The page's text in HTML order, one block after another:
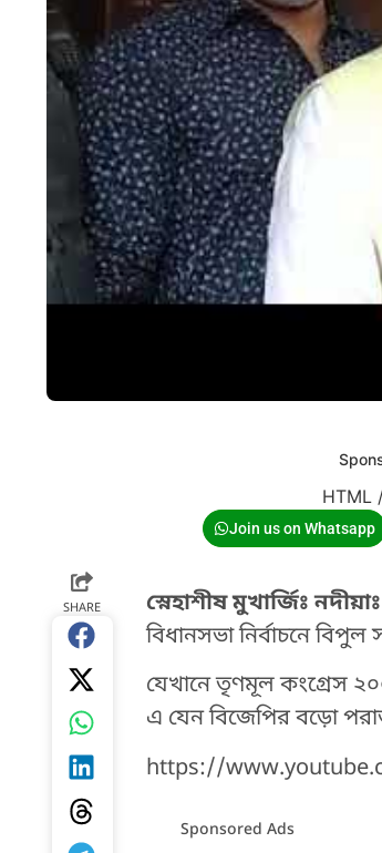
HTML
Join us on Whatsapp
SHARE স্নেহাশীষ মুখার্জিঃ নদীয়াঃ
বিধানসভা নির্বাচনে
যেখানে তৃণমূল কংগ্রেস
এ যেন বিজেপির বড়ো
https://
Sponsored Ads